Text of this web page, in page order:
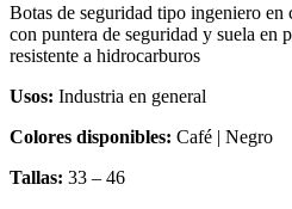
Botas de seguridad tipo ingeniero
con puntera de seguridad y suela en
resistente a hidrocarburos
Usos: Industria en general
Colores disponibles: Café | Negro
Tallas: 33 – 46